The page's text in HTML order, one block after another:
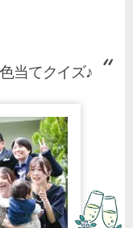
当てクイズ♪